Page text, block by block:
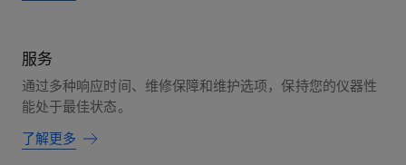
服务
通过多种响应时间、维修保障和维护选项，保持您的仪器性
能处于最佳状态。
了解更多